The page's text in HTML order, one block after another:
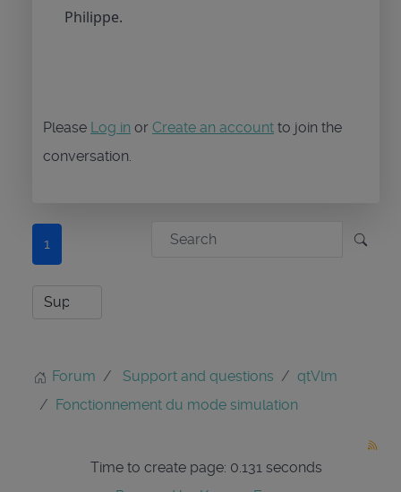
Philippe.
Please Log in or Create an account to join the
conversation.
1
Forum Support and questions
qtVlm
Fonctionnement du mode simulation
Time to create page: 0.131 seconds